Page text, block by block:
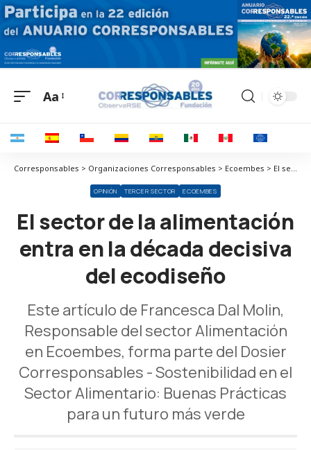
Aa
Corresponsables > Organizaciones Corresponsables > Ecoembes > El sector de la alimentación entra en la década decisiva del ecodiseño
OPINIÓN TERCER SECTOR ECOEMBES
El sector de la alimentación
entra en la década decisiva
del ecodiseño
Este artículo de Francesca Dal Molin,
Responsable del sector Alimentación
en Ecoembes, forma parte del Dosier
Corresponsables - Sostenibilidad en el
Sector Alimentario: Buenas Prácticas
para un futuro más verde